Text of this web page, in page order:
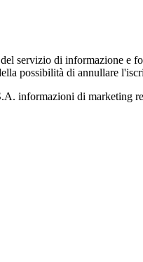
del servizio di informazione e
possibilità di annullare
informazioni di marketing